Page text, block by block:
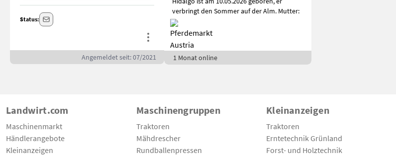
Status:
Angemeldet seit: 07/2021
verbringt den Sommer auf der Alm. Mutter:
1 Monat online
Landwirt.com
Maschinenmarkt
Händlerangebote
Kleinanzeigen
Maschinengruppen
Traktoren
Mähdrescher
Rundballenpressen
Kleinanzeigen
Traktoren
Erntetechnik Grünland
Forst- und Holztechnik